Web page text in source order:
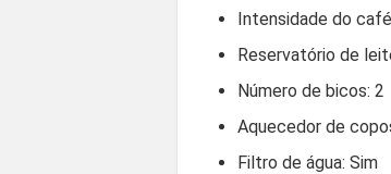
Intensidade do
Reservatório de
Número de bicos: 2
Aquecedor de
Filtro de água: Sim